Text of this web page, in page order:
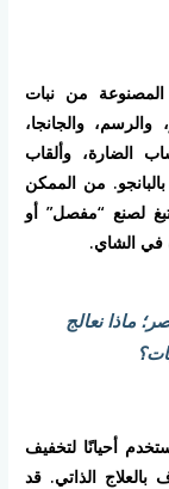
من نبات
والجانجا،
الضارة، وألقاب
من الممكن
لصنع “مفصل” أو
في الشاي.
ماذا نعالج
أحيانًا لتخفيف
الذاتي. قد